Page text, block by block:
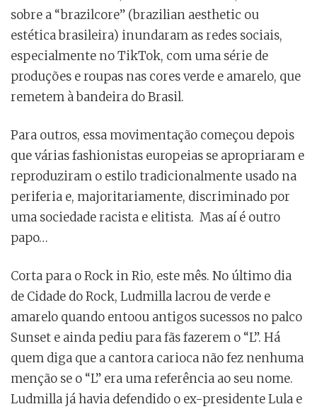
sobre a “brazilcore” (brazilian aesthetic ou
estética brasileira) inundaram as redes sociais,
especialmente no TikTok, com uma série de
produções e roupas nas cores verde e amarelo, que
remetem à bandeira do Brasil.
Para outros, essa movimentação começou depois
que várias fashionistas europeias se apropriaram e
reproduziram o estilo tradicionalmente usado na
periferia e, majoritariamente, discriminado por
uma sociedade racista e elitista. Mas aí é outro
papo…
Corta para o Rock in Rio, este mês. No último dia
de Cidade do Rock, Ludmilla lacrou de verde e
amarelo quando entoou antigos sucessos no palco
Sunset e ainda pediu para fãs fazerem o “L”. Há
quem diga que a cantora carioca não fez nenhuma
menção se o “L” era uma referência ao seu nome.
Ludmilla já havia defendido o ex-presidente Lula e